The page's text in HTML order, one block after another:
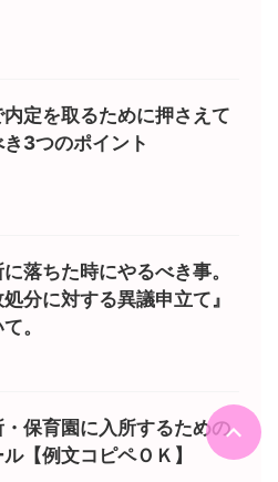
定を取るために押さえて
き3つのポイント
落ちた時にやるべき事。
処分に対する異議申立て』
。
保育園に入所するための
【例文コピペＯＫ】